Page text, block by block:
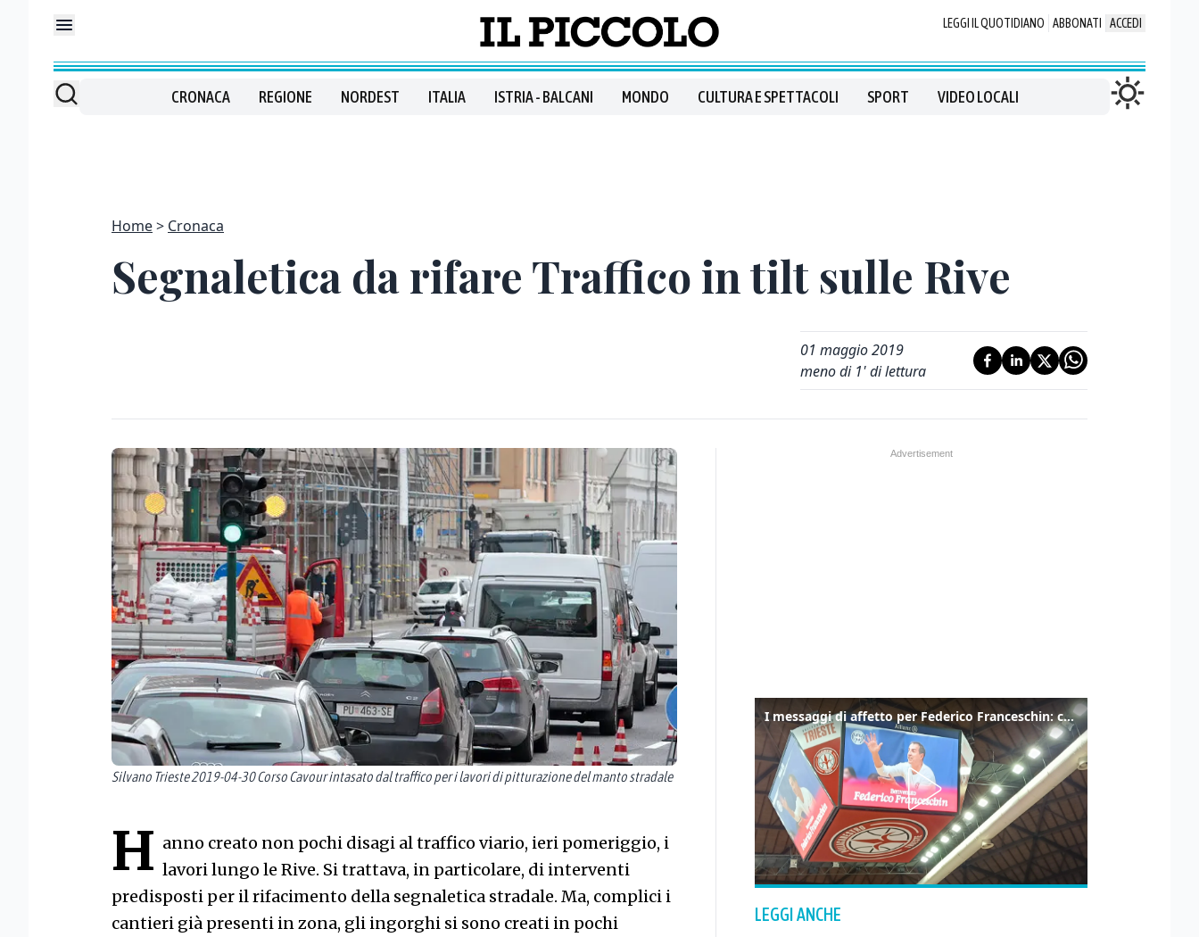
LEGGI IL QUOTIDIANO ABBONATI ACCEDI
CRONACA REGIONE NORDEST ITALIA ISTRIA - BALCANI MONDO CULTURA E SPETTACOLI SPORT VIDEO LOCALI
Home Cronaca
Segnaletica da rifare Traffico in tilt sulle Rive
01 maggio 2019
meno di 1' di lettura
Silvano Trieste 2019-04-30 Corso Cavour intasato dal traffico per i lavori di pitturazione del manto stradale
H anno creato non pochi disagi al traffico viario, ieri pomeriggio, i
lavori lungo le Rive. Si trattava, in particolare, di interventi
predisposti per il rifacimento della segnaletica stradale. Ma, complici i
cantieri già presenti in zona, gli ingorghi si sono creati in pochi
I messaggi di affetto per Federico Franceschin: così il mondo del basket gli è stato accanto fino all’ultimo
LEGGI ANCHE